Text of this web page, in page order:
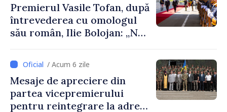
Premierul Vasile Tofan, după
întrevederea cu omologul
său român, Ilie Bolojan: „Ne
apropierea dintre țările
noastre în mai multe
investiții și oportunități
pentru oameni”
/ Acum 6 zile
Mesaje de apreciere din
partea vicepremierului
pentru reintegrare la adresa